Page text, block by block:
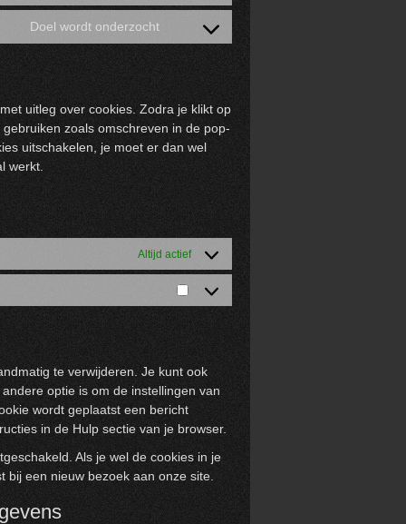
recaptcha
service
google-
Doel wordt onderzocht
Consent
uitleg over cookies. Zodra je klikt op
zoals omschreven in de pop-
uitschakelen, je moet er dan wel
werkt.
Altijd actief
Marketing
te verwijderen. Je kunt ook
optie is om de instellingen van
wordt geplaatst een bericht
in de Hulp sectie van je browser.
Als je wel de cookies in je
een nieuw bezoek aan onze site.